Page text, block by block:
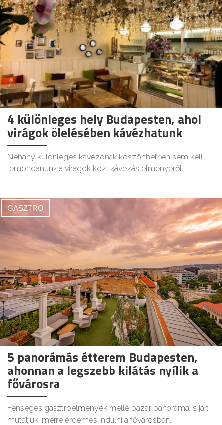
4 különleges hely Budapesten, ahol
virágok ölelésében kávézhatunk
Néhány különleges kávézónak köszönhetően sem kell
lemondanunk a virágok közt kávézás élményéről.
GASZTRO
5 panorámás étterem Budapesten,
ahonnan a legszebb kilátás nyílik a
fővárosra
Fenséges gasztroélmények mellé pazar panoráma is jár:
mutatjuk, merre érdemes indulni a fővárosban.